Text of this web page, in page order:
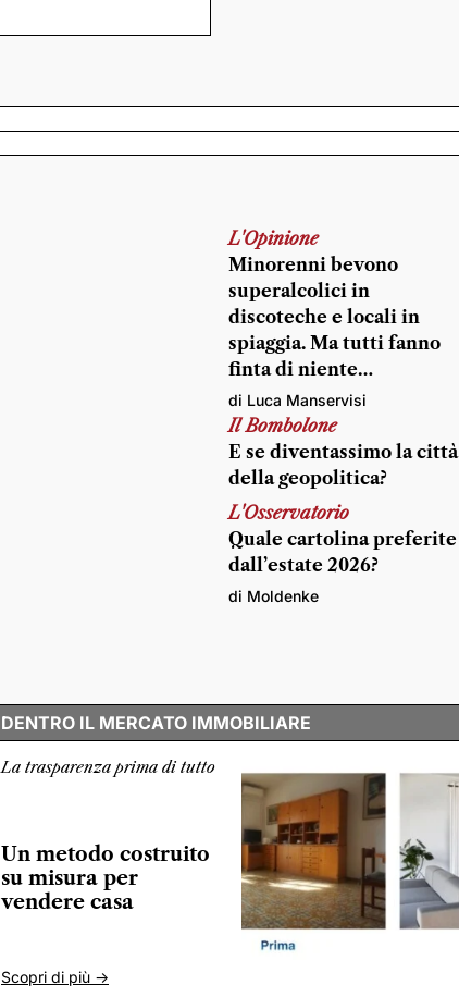
L'Opinione
Minorenni bevono
superalcolici in
discoteche e locali in
spiaggia. Ma tutti fanno
finta di niente…
di Luca Manservisi
Il Bombolone
E se diventassimo la città
della geopolitica?
L'Osservatorio
Quale cartolina preferite
dall’estate 2026?
di Moldenke
DENTRO IL MERCATO IMMOBILIARE
La trasparenza prima di tutto
Un metodo costruito
su misura per
vendere casa
Scopri di più ->